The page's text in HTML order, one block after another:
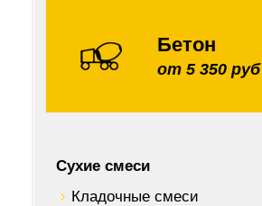
Бетон
от 5 350 руб
Сухие смеси
Кладочные смеси